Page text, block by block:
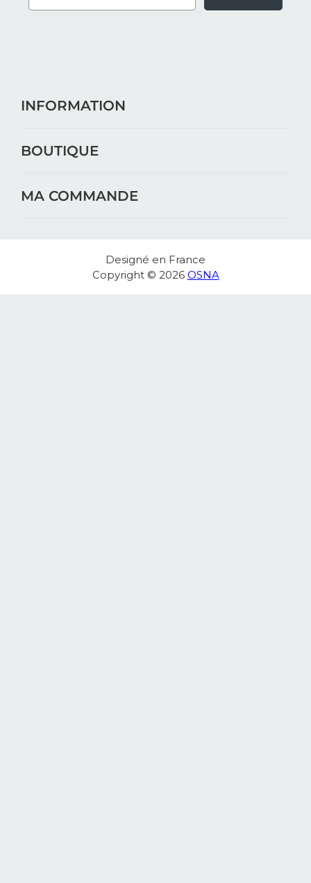
INFORMATION
BOUTIQUE
MA COMMANDE
Designé en France
Copyright © 2026 OSNA